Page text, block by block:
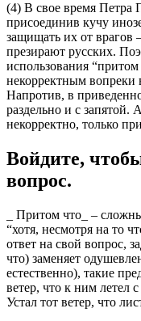
(4) В свое время Петра
присоединив кучу
защищать их от врагов
презирают русских.
использования “притом
некорректным
Напротив, в
раздельно и с запятой.
некорректно, только
Войдите,
вопрос.
_ Притом что_ –
“хотя, несмотря на
ответ на свой вопрос,
что) заменяет
естественно), такие
ветер, что к ним летел
Устал тот ветер, что